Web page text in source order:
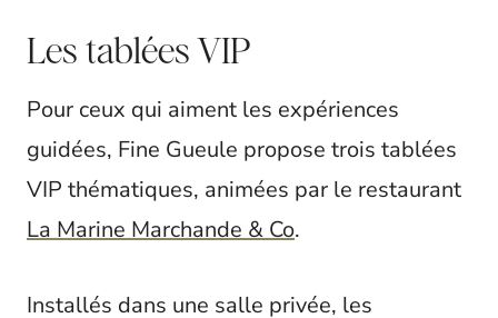
Les tablées VIP
Pour ceux qui aiment les expériences
guidées, Fine Gueule propose trois tablées
VIP thématiques, animées par le restaurant
La Marine Marchande & Co.
Installés dans une salle privée, les